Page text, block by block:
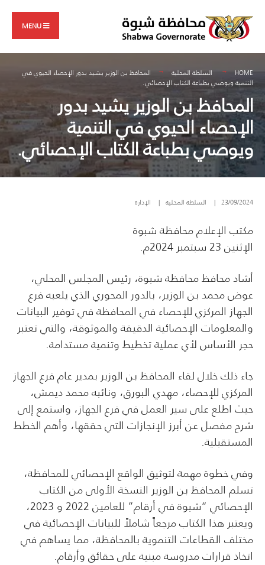
content
MENU
HOME السلطة المحلية
المحافظ بن الوزير يشيد بدور الإحصاء الحيوي في
التنمية ويوصي بطباعة الكتاب الإحصائي.
المحافظ بن الوزير يشيد بدور
الإحصاء الحيوي في التنمية
ويوصي بطباعة الكتاب الإحصائي.
23/09/2024
| السلطة المحلية | الإدارة
مكتب الإعلام محافظة شبوة
الإثنين 23 سبتمبر 2024م.
أشاد محافظ محافظة شبوة، رئيس المجلس المحلي،
عوض محمد بن الوزير، بالدور المحوري الذي يلعبه فرع
الجهاز المركزي للإحصاء في المحافظة في توفير البيانات
والمعلومات الإحصائية الدقيقة والموثوقة، والتي تعتبر
حجر الأساس لأي عملية تخطيط وتنمية مستدامة.
جاء ذلك خلال لقاء المحافظ بن الوزير بمدير عام فرع الجهاز
المركزي للإحصاء، مهدي البورق، ونائبه محمد ديمش،
حيث اطلع على سير العمل في فرع الجهاز، واستمع إلى
شرح مفصل عن أبرز الإنجازات التي حققها، وأهم الخطط
المستقبلية.
وفي خطوة مهمة لتوثيق الواقع الإحصائي للمحافظة،
تسلم المحافظ بن الوزير النسخة الأولى من الكتاب
الإحصائي “شبوة في أرقام” للعامين 2022 و 2023،
ويعتبر هذا الكتاب مرجعاً شاملاً للبيانات الإحصائية في
مختلف القطاعات التنموية بالمحافظة، مما يساهم في
اتخاذ قرارات مدروسة مبنية على حقائق وأرقام.
for: